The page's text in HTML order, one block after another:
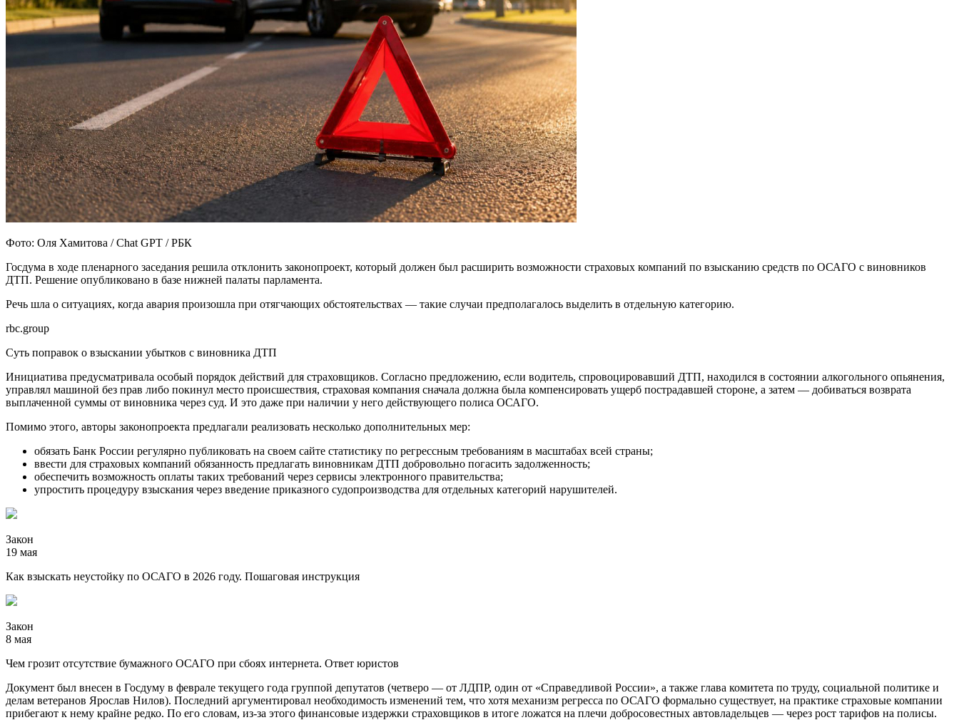
Фото: Оля Хамитова / Chat GPT / РБК
Госдума в ходе пленарного заседания решила отклонить законопроект, который должен был расширить возможности страховых компаний по взысканию средств по ОСАГО с виновников
ДТП. Решение опубликовано в базе нижней палаты парламента.
Речь шла о ситуациях, когда авария произошла при отягчающих обстоятельствах — такие случаи предполагалось выделить в отдельную категорию.
rbc.group
Суть поправок о взыскании убытков с виновника ДТП
Инициатива предусматривала особый порядок действий для страховщиков. Согласно предложению, если водитель, спровоцировавший ДТП, находился в состоянии алкогольного опьянения,
управлял машиной без прав либо покинул место происшествия, страховая компания сначала должна была компенсировать ущерб пострадавшей стороне, а затем — добиваться возврата
выплаченной суммы от виновника через суд. И это даже при наличии у него действующего полиса ОСАГО.
Помимо этого, авторы законопроекта предлагали реализовать несколько дополнительных мер:
обязать Банк России регулярно публиковать на своем сайте статистику по регрессным требованиям в масштабах всей страны;
ввести для страховых компаний обязанность предлагать виновникам ДТП добровольно погасить задолженность;
обеспечить возможность оплаты таких требований через сервисы электронного правительства;
упростить процедуру взыскания через введение приказного судопроизводства для отдельных категорий нарушителей.
Закон
19 мая
Как взыскать неустойку по ОСАГО в 2026 году. Пошаговая инструкция
Закон
8 мая
Чем грозит отсутствие бумажного ОСАГО при сбоях интернета. Ответ юристов
Документ был внесен в Госдуму в феврале текущего года группой депутатов (четверо — от ЛДПР, один от «Справедливой России», а также глава комитета по труду, социальной политике и
делам ветеранов Ярослав Нилов). Последний аргументировал необходимость изменений тем, что хотя механизм регресса по ОСАГО формально существует, на практике страховые компании
прибегают к нему крайне редко. По его словам, из-за этого финансовые издержки страховщиков в итоге ложатся на плечи добросовестных автовладельцев — через рост тарифов на полисы.